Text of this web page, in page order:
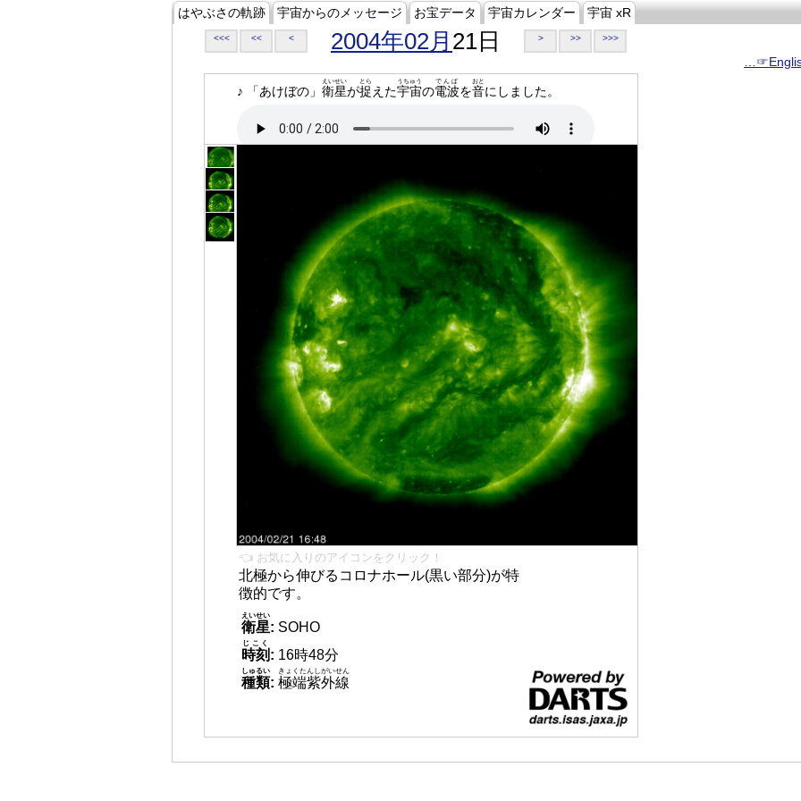
はやぶさの軌跡 宇宙からのメッセージ お宝データ 宇宙カレンダー 宇宙 xR
<<< << < 2004年02月 21日 > >> >>>
♪ 「あけぼの」 衛星
えいせい
が捉
とら
えた宇宙
うちゅう
の電波
でんぱ
を音
おと
にしました。
👈 お気に入りのアイコンをクリック！
北極から伸びるコロナホール(黒い部分)が特
徴的です。
衛星
えいせい
: SOHO
時刻
じこく
: 16時48分
種類
しゅるい
: 極端紫外線
きょくたんしがいせん